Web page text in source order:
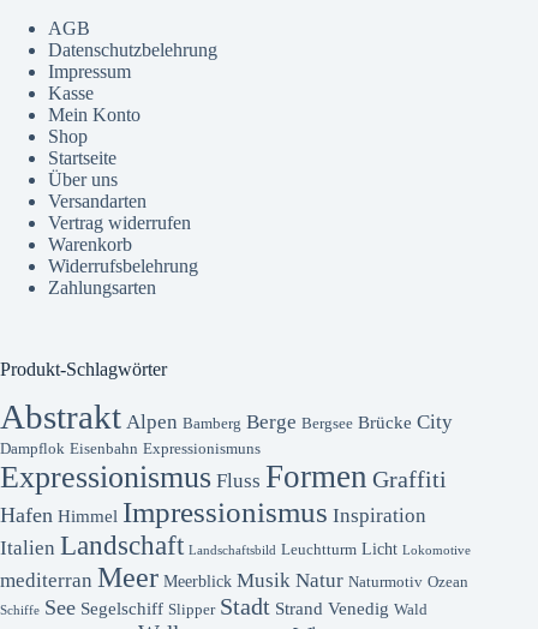
AGB
Datenschutzbelehrung
Impressum
Kasse
Mein Konto
Shop
Startseite
Über uns
Versandarten
Vertrag widerrufen
Warenkorb
Widerrufsbelehrung
Zahlungsarten
Produkt-Schlagwörter
Abstrakt Alpen Bamberg Berge Bergsee Brücke City
Dampflok Eisenbahn Expressionismuns
Expressionismus Fluss Formen Graffiti
Hafen Himmel Impressionismus Inspiration
Italien Landschaft Landschaftsbild Leuchtturm Licht Lokomotive
mediterran Meer Meerblick Musik Natur Naturmotiv Ozean
Schiffe See Segelschiff Slipper Stadt Strand Venedig Wald